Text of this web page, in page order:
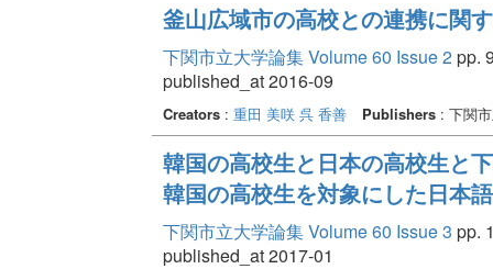
釜山広域市の高校との連携に関
下関市立大学論集 Volume 60 Issue 2pp.
published_at 2016-09
Creators: 重田 美咲 呉 香善 Publishers: 下関市
韓国の高校生と日本の高校生と
韓国の高校生を対象にした日本
下関市立大学論集 Volume 60 Issue 3 pp.
published_at 2017-01